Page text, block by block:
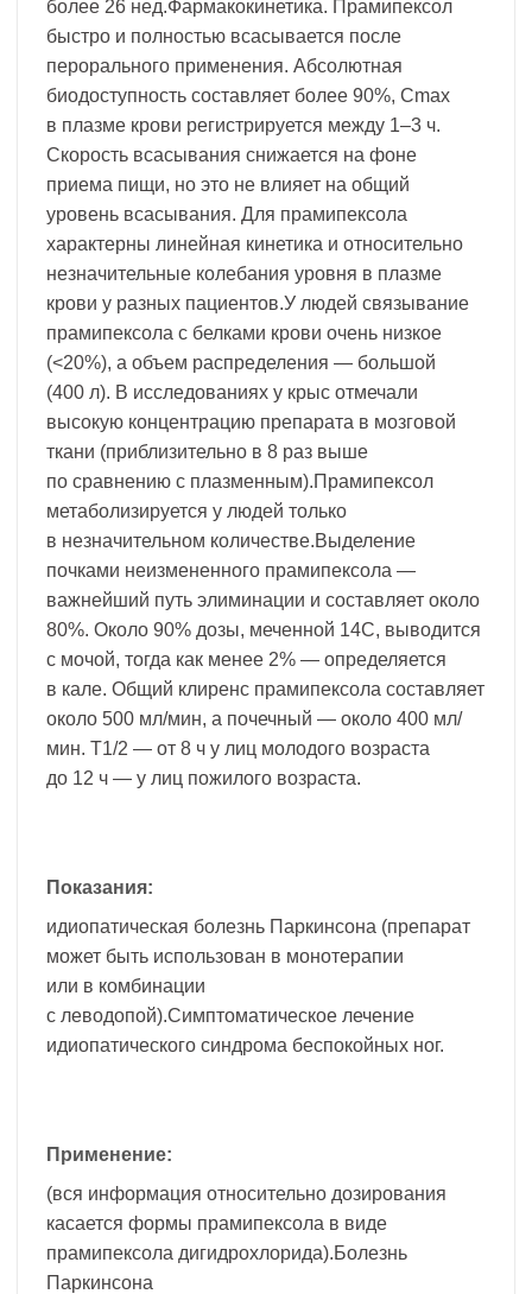
более 26 нед.Фармакокинетика. Прамипексол
быстро и полностью всасывается после
перорального применения. Абсолютная
биодоступность составляет более 90%, Cmax
в плазме крови регистрируется между 1–3 ч.
Скорость всасывания снижается на фоне
приема пищи, но это не влияет на общий
уровень всасывания. Для прамипексола
характерны линейная кинетика и относительно
незначительные колебания уровня в плазме
крови у разных пациентов.У людей связывание
прамипексола с белками крови очень низкое
(<20%), а объем распределения — большой
(400 л). В исследованиях у крыс отмечали
высокую концентрацию препарата в мозговой
ткани (приблизительно в 8 раз выше
по сравнению с плазменным).Прамипексол
метаболизируется у людей только
в незначительном количестве.Выделение
почками неизмененного прамипексола —
важнейший путь элиминации и составляет около
80%. Около 90% дозы, меченной 14C, выводится
с мочой, тогда как менее 2% — определяется
в кале. Общий клиренс прамипексола составляет
около 500 мл/мин, а почечный — около 400 мл/
мин. T1/2 — от 8 ч у лиц молодого возраста
до 12 ч — у лиц пожилого возраста.
Показания:
идиопатическая болезнь Паркинсона (препарат
может быть использован в монотерапии
или в комбинации
с леводопой).Симптоматическое лечение
идиопатического синдрома беспокойных ног.
Применение:
(вся информация относительно дозирования
касается формы прамипексола в виде
прамипексола дигидрохлорида).Болезнь
Паркинсона